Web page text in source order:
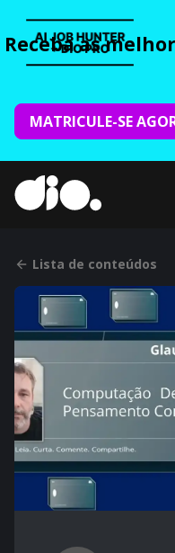
Receba as
MATRICULE-SE
Lista de conteúdos